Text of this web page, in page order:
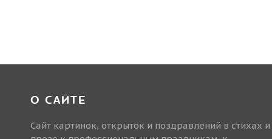
О САЙТЕ
Сайт картинок, открыток и поздравлений в стихах и